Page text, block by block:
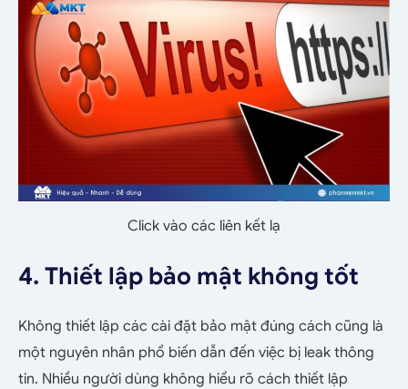
Click vào các liên kết lạ
4. Thiết lập bảo mật không tốt
Không thiết lập các cài đặt bảo mật đúng cách cũng là
một nguyên nhân phổ biến dẫn đến việc bị leak thông
tin. Nhiều người dùng không hiểu rõ cách thiết lập